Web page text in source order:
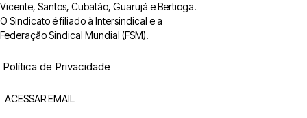
Vicente, Santos, Cubatão, Guarujá e Bertioga.
O Sindicato é filiado à Intersindical e a
Federação Sindical Mundial (FSM).
Política de Privacidade
ACESSAR EMAIL